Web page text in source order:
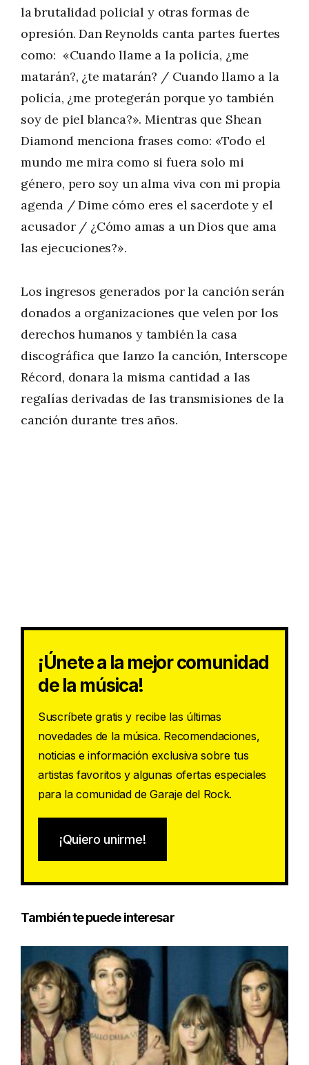
la brutalidad policial y otras formas de
opresión. Dan Reynolds canta partes fuertes
como: «Cuando llame a la policía, ¿me
matarán?, ¿te matarán? / Cuando llamo a la
policía, ¿me protegerán porque yo también
soy de piel blanca?». Mientras que Shean
Diamond menciona frases como: «Todo el
mundo me mira como si fuera solo mi
género, pero soy un alma viva con mi propia
agenda / Dime cómo eres el sacerdote y el
acusador / ¿Cómo amas a un Dios que ama
las ejecuciones?».
Los ingresos generados por la canción serán
donados a organizaciones que velen por los
derechos humanos y también la casa
discográfica que lanzo la canción, Interscope
Récord, donara la misma cantidad a las
regalías derivadas de las transmisiones de la
canción durante tres años.
¡Únete a la mejor comunidad
de la música!
Suscríbete gratis y recibe las últimas
novedades de la música. Recomendaciones,
noticias e información exclusiva sobre tus
artistas favoritos y algunas ofertas especiales
para la comunidad de Garaje del Rock.
¡Quiero unirme!
También te puede interesar